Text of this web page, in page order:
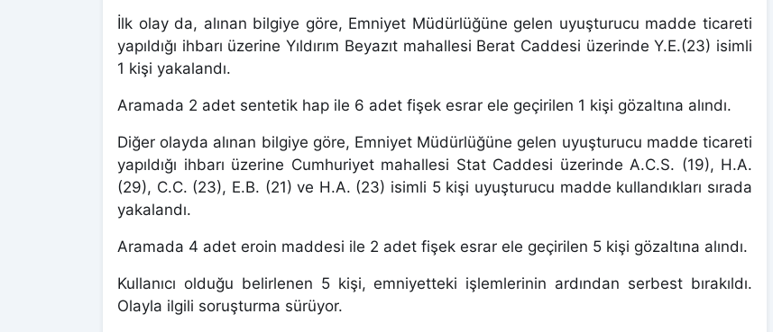
İlk olay da, alınan bilgiye göre, Emniyet Müdürlüğüne gelen uyuşturucu madde ticareti
yapıldığı ihbarı üzerine Yıldırım Beyazıt mahallesi Berat Caddesi üzerinde Y.E.(23) isimli
1 kişi yakalandı.
Aramada 2 adet sentetik hap ile 6 adet fişek esrar ele geçirilen 1 kişi gözaltına alındı.
Diğer olayda alınan bilgiye göre, Emniyet Müdürlüğüne gelen uyuşturucu madde ticareti
yapıldığı ihbarı üzerine Cumhuriyet mahallesi Stat Caddesi üzerinde A.C.S. (19), H.A.
(29), C.C. (23), E.B. (21) ve H.A. (23) isimli 5 kişi uyuşturucu madde kullandıkları sırada
yakalandı.
Aramada 4 adet eroin maddesi ile 2 adet fişek esrar ele geçirilen 5 kişi gözaltına alındı.
Kullanıcı olduğu belirlenen 5 kişi, emniyetteki işlemlerinin ardından serbest bırakıldı.
Olayla ilgili soruşturma sürüyor.